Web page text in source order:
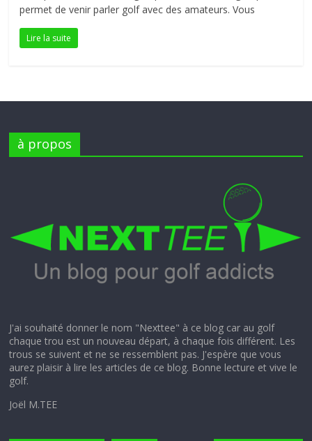
petite
balle
blanche
permet de venir parler golf avec des amateurs. Vous
Lire la suite
à propos
J'ai souhaité donner le nom "Nexttee" à ce blog car au golf
chaque trou est un nouveau départ, à chaque fois différent. Les
trous se suivent et ne se ressemblent pas. J'espère que vous
aurez plaisir à lire les articles de ce blog. Bonne lecture et vive le
golf.
Joël M.TEE